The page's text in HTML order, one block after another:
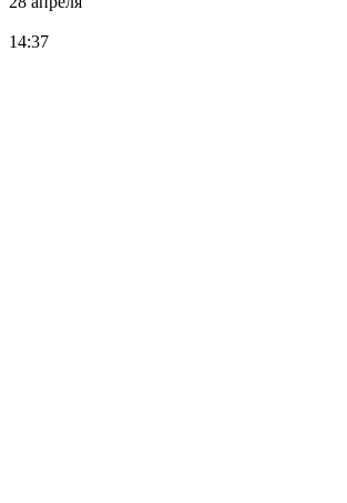
14:37